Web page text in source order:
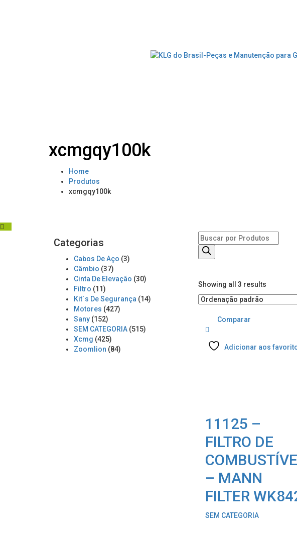
xcmgqy100k
Home
Produtos
xcmgqy100k
Categorias
Cabos De Aço (3)
Câmbio (37)
Cinta De Elevação (30)
Filtro (11)
Kit´s De Segurança (14)
Motores (427)
Sany (152)
SEM CATEGORIA (515)
Xcmg (425)
Zoomlion (84)
Products
search
Showing all 3 results
Comparar
Adicionar aos
11125 –
FILTRO DE
– MANN
FILTER
SEM CATEGORIA